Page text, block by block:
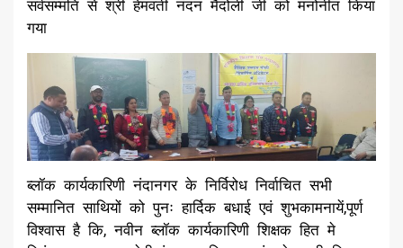
सर्वसम्मति से श्री हेमवती नंदन मैंदोली जी को मनोनीत किया
गया
ब्लॉक कार्यकारिणी नंदानगर के निर्विरोध निर्वाचित सभी
सम्मानित साथियों को पुनः हार्दिक बधाई एवं शुभकामनायें,पूर्ण
विश्वास है कि, नवीन ब्लॉक कार्यकारिणी शिक्षक हित मे